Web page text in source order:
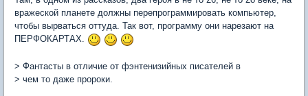
вражеской планете должны перепрограммировать компьютер,
чтобы вырваться оттуда. Так вот, программу они нарезают на
ПЕРФОКАРТАХ.
> Фантасты в отличие от фэнтенизийных писателей в
> чем то даже пророки.